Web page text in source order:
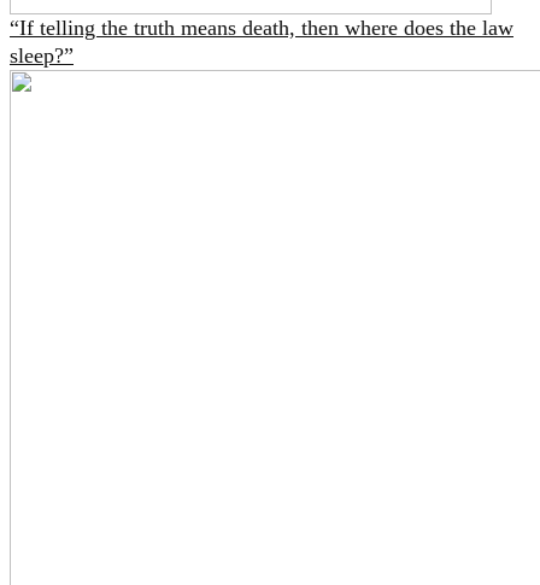
“If telling the truth means death, then where does the law
sleep?”